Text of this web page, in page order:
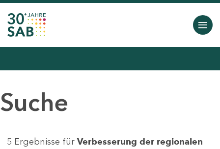
Suche
5 Ergebnisse für Verbesserung der regionalen